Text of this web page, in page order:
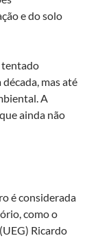
e do solo
tentado
mas até
A
ainda não
é considerada
como o
Ricardo